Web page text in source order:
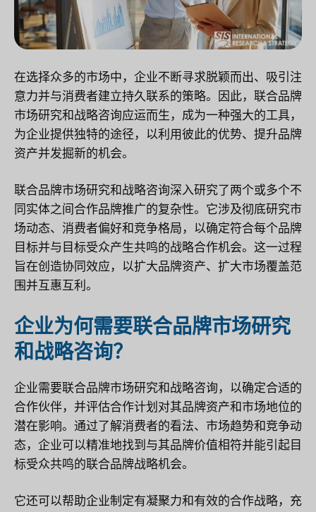
在选择众多的市场中，企业不断寻求脱颖而出、吸引注
意力并与消费者建立持久联系的策略。因此，联合品牌
市场研究和战略咨询应运而生，成为一种强大的工具，
为企业提供独特的途径，以利用彼此的优势、提升品牌
资产并发掘新的机会。
联合品牌市场研究和战略咨询深入研究了两个或多个不
同实体之间合作品牌推广的复杂性。它涉及彻底研究市
场动态、消费者偏好和竞争格局，以确定符合每个品牌
目标并与目标受众产生共鸣的战略合作机会。这一过程
旨在创造协同效应，以扩大品牌资产、扩大市场覆盖范
围并互惠互利。
企业为何需要联合品牌市场研究
和战略咨询？
企业需要联合品牌市场研究和战略咨询，以确定合适的
合作伙伴，并评估合作计划对其品牌资产和市场地位的
潜在影响。通过了解消费者的看法、市场趋势和竞争动
态，企业可以精准地找到与其品牌价值相符并能引起目
标受众共鸣的联合品牌战略机会。
它还可以帮助企业制定有凝聚力和有效的合作战略，充